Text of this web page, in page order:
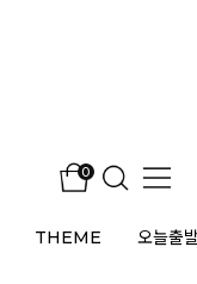
0
THEME 오늘출